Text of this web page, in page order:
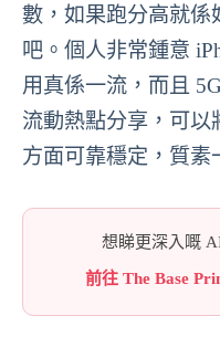
數，如果跑分高就係
吧。個人非常鍾意
用真係一流，而且
流動熱點分享，可以
方面可靠穩定，質素
想睇更深入嘅
前往 The Base